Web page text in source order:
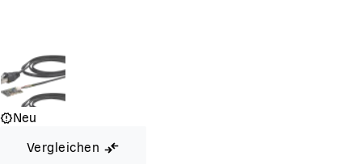
Neu
Vergleichen